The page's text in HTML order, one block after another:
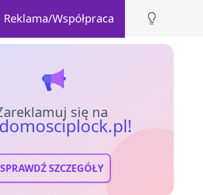
Reklama/Współpraca
się na
SPRAWDŹ SZCZEGÓŁY